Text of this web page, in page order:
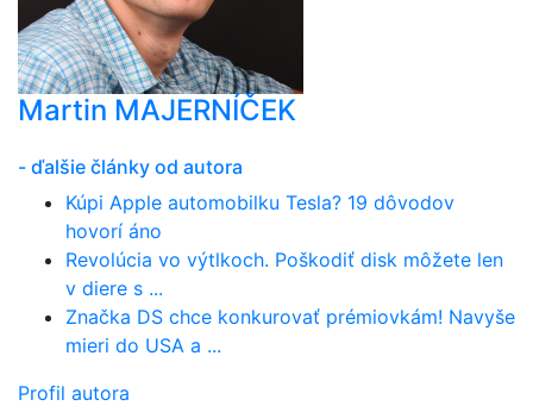
Martin MAJERNÍČEK
- ďalšie články od autora
Kúpi Apple automobilku Tesla? 19 dôvodov
hovorí áno
Revolúcia vo výtlkoch. Poškodiť disk môžete len
v diere s ...
Značka DS chce konkurovať prémiovkám! Navyše
mieri do USA a ...
Profil autora